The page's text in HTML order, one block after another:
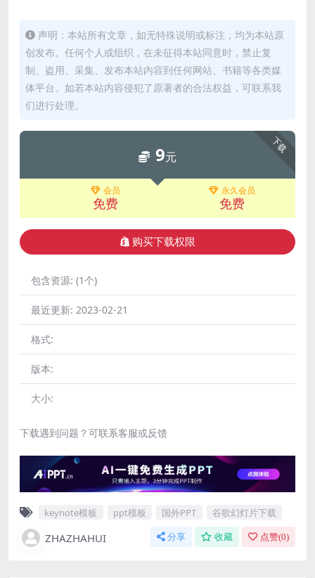
声明：本站所有文章，如无特殊说明或标注，均为本站原
创发布。任何个人或组织，在未征得本站同意时，禁止复
制、盗用、采集、发布本站内容到任何网站、书籍等各类媒
体平台。如若本站内容侵犯了原著者的合法权益，可联系我
们进行处理。
下载
9元
会员
免费
永久会员
免费
购买下载权限
包含资源: (1个)
最近更新: 2023-02-21
格式:
版本:
大小:
下载遇到问题？可联系客服或反馈
keynote模板 ppt模板 国外PPT 谷歌幻灯片下载
ZHAZHAHUI 分享 收藏 点赞(0)